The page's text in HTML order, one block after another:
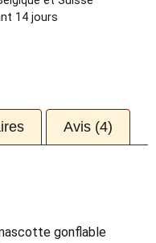
14 jours
Avis (4)
gonflable